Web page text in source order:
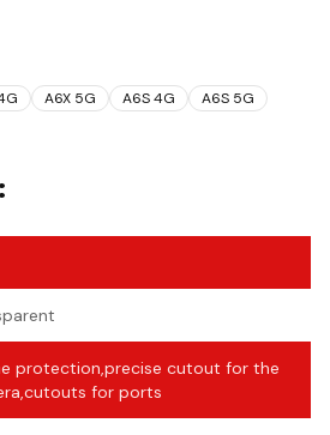
A6X 5G A6S 4G A6S 5G
protection,precise cutout for the
for ports